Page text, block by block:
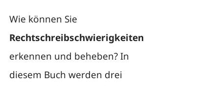
Wie können Sie
Rechtschreibschwierigkeiten
erkennen und beheben? In
diesem Buch werden drei